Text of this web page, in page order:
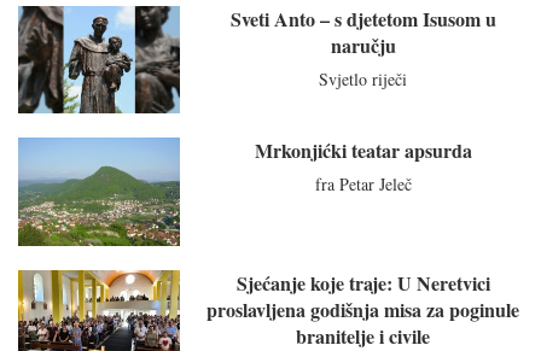
Sveti Anto – s djetetom Isusom u
naručju
Svjetlo riječi
Mrkonjićki teatar apsurda
fra Petar Jeleč
Sjećanje koje traje: U Neretvici
proslavljena godišnja misa za poginule
branitelje i civile